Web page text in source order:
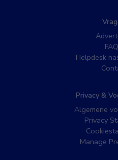
Helpdesk
Privacy &
Algemene
Privacy
Manage